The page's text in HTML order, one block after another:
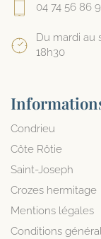
04 74 56 86
Du mardi au
18h30
Condrieu
Côte Rôtie
Saint-Joseph
Crozes hermitage
Mentions légales
Conditions